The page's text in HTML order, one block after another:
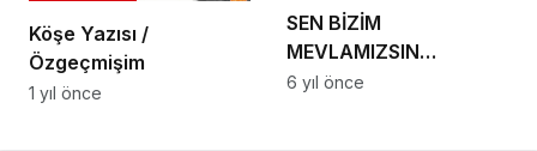
Köşe Yazısı /
Özgeçmişim
1 yıl önce
SEN BİZİM
MEVLAMIZSIN…
6 yıl önce